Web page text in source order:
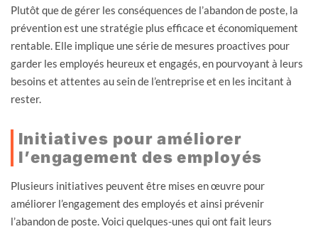
Plutôt que de gérer les conséquences de l’abandon de poste, la
prévention est une stratégie plus efficace et économiquement
rentable. Elle implique une série de mesures proactives pour
garder les employés heureux et engagés, en pourvoyant à leurs
besoins et attentes au sein de l’entreprise et en les incitant à
rester.
Initiatives pour améliorer
l’engagement des employés
Plusieurs initiatives peuvent être mises en œuvre pour
améliorer l’engagement des employés et ainsi prévenir
l’abandon de poste. Voici quelques-unes qui ont fait leurs